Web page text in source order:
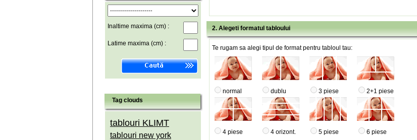
Inaltime maxima (cm) :
Latime maxima (cm) :
Tag clouds
tablouri KLIMT
tablouri new york
2. Alegeti formatul tabloului
Te rugam sa alegi tipul de format pentru tabloul tau:
normal dublu 3 piese 2+1 piese
4 piese 4 orizont. 5 piese 6 piese